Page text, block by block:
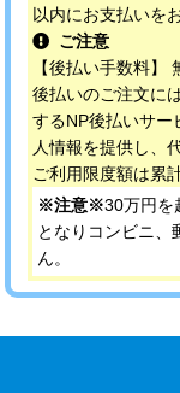
以内にお支払いを
ご注意
【後払い手数料】
後払いのご注文に
するNP後払いサー
人情報を提供し、
ご利用限度額は累
※注意※30万円を
となりコンビニ、
ん。